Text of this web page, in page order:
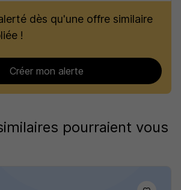
dès qu'une offre similaire
!
Créer mon alerte
pourraient vous